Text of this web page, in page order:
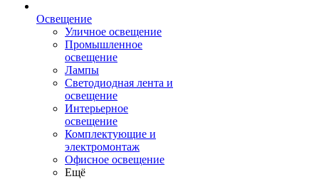
Освещение
Уличное освещение
Промышленное
освещение
Лампы
Светодиодная лента и
освещение
Интерьерное
освещение
Комплектующие и
электромонтаж
Офисное освещение
Ещё